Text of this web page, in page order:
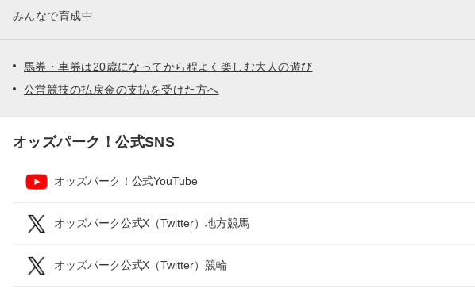
みんなで育成中
馬券・車券は20歳になってから程よく楽しむ大人の遊び
公営競技の払戻金の支払を受けた方へ
オッズパーク！公式SNS
オッズパーク！公式YouTube
オッズパーク公式X（Twitter）地方競馬
オッズパーク公式X（Twitter）競輪